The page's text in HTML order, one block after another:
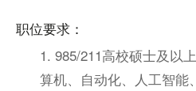
职位要求：
1. 985/211高校硕士及以
算机、自动化、人工智能